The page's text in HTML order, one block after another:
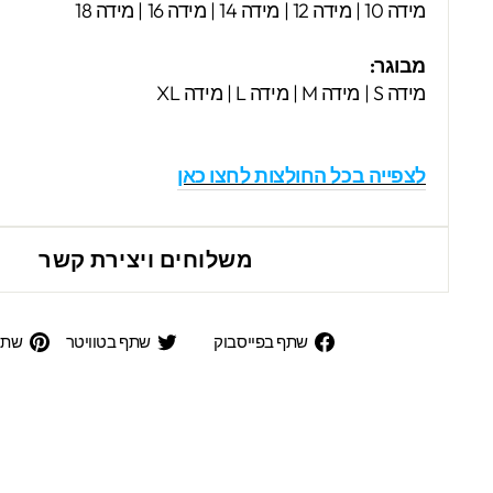
מידה 10 | מידה 12 | מידה 14 | מידה 16 | מידה 18
מבוגר:
מידה S | מידה M | מידה L | מידה XL
לצפייה בכל החולצות לחצו כאן
משלוחים ויצירת קשר
שתף בפייסבוק
שתף שתף בטוויטר
שתף